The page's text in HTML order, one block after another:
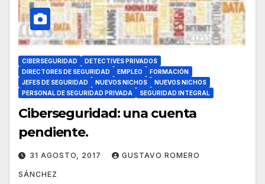
CIBERSEGURIDAD
DETECTIVES PRIVADOS
DIRECTORES DE SEGURIDAD
EMPLEO
FORMACIÓN
JEFES DE SEGURIDAD
NUEVOS NICHOS
NUEVOS NICHOS
PERSONAL DE SEGURIDAD PRIVADA
SEGURIDAD INTEGRAL
Ciberseguridad: una cuenta
pendiente.
31 AGOSTO, 2017 GUSTAVO ROMERO
SÁNCHEZ